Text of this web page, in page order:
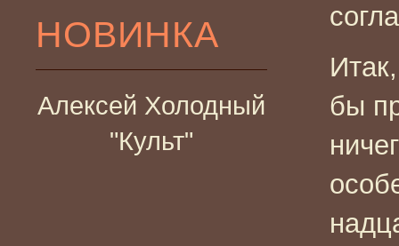
НОВИНКА
Алексей Холодный
"Культ"
бы